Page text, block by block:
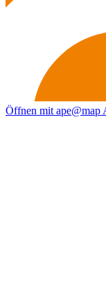
Öffnen mit ape@map